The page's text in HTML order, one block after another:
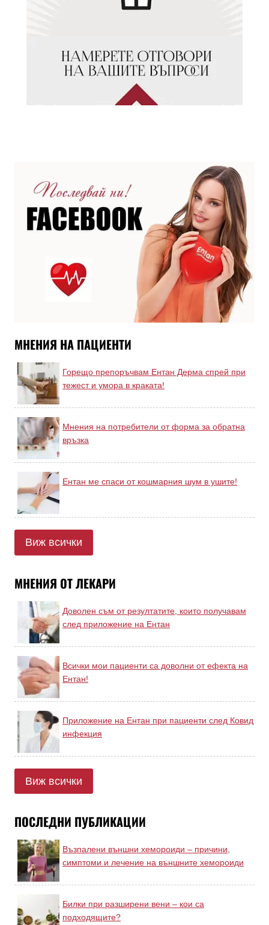
МНЕНИЯ НА ПАЦИЕНТИ
Горещо препоръчвам Ентан Дерма спрей при
тежест и умора в краката!
Мнения на потребители от форма за обратна
връзка
Ентан ме спаси от кошмарния шум в ушите!
Виж всички
МНЕНИЯ ОТ ЛЕКАРИ
Доволен съм от резултатите, които получавам
след приложение на Ентан
Всички мои пациенти са доволни от ефекта на
Ентан!
Приложение на Ентан при пациенти след Ковид
инфекция
Виж всички
ПОСЛЕДНИ ПУБЛИКАЦИИ
Възпалени външни хемороиди – причини,
симптоми и лечение на външните хемороиди
Билки при разширени вени – кои са
подходящите?